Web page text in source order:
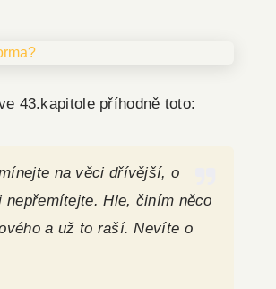
43.kapitole příhodně toto:
na věci dřívější, o
nepřemítejte. Hle, činím něco
a už to raší. Nevíte o